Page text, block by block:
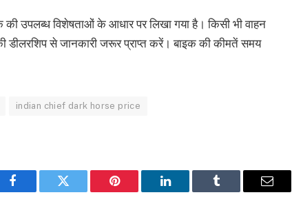
की उपलब्ध विशेषताओं के आधार पर लिखा गया है। किसी भी वाहन
डीलरशिप से जानकारी जरूर प्राप्त करें। बाइक की कीमतें समय
indian chief dark horse price
Facebook Twitter Pinterest LinkedIn Tumblr Email